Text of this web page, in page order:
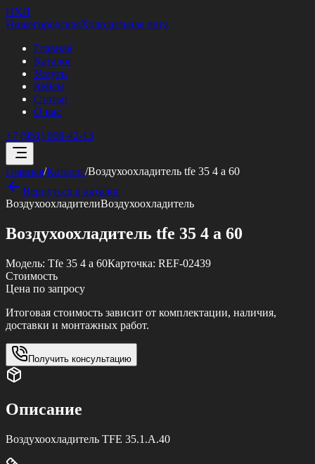
НХЛ
НижегородскаяХолодильная лига
Главная
Каталог
Услуги
Кейсы
Статьи
О нас
+7 (951) 908-42-13
Главная/Каталог/Воздухоохладитель tfe 35 4 a 60
Вернуться в каталог
ВоздухоохладителиВоздухоохладитель
Воздухоохладитель tfe 35 4 a 60
Модель: Tfe 35 4 a 60Карточка: REF-02439
Стоимость
Цена по запросу
Итоговая стоимость зависит от комплектации, наличия,
доставки и монтажных работ.
Получить консультацию
Описание
Воздухоохладитель TFE 35.1.A.40